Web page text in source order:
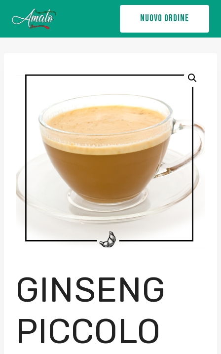
contenuto
NUOVO ORDINE
GINSENG
PICCOLO